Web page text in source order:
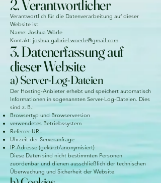
2. Verantwortlicher
Verantwortlich für die Datenverarbeitung auf dieser
Website ist:
Name: Joshua Wörle
Kontakt: joshua.gabriel.woerle@gmail.com
3. Datenerfassung auf
dieser Website
a) Server-Log-Dateien
Der Hosting-Anbieter erhebt und speichert automatisch
Informationen in sogenannten Server-Log-Dateien. Dies
sind z. B.:
Browsertyp und Browserversion
verwendetes Betriebssystem
Referrer-URL
Uhrzeit der Serveranfrage
IP-Adresse (gekürzt/anonymisiert)
Diese Daten sind nicht bestimmten Personen
zuordenbar und dienen ausschließlich der technischen
Überwachung und Sicherheit der Website.